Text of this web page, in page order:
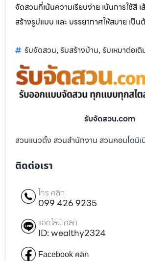
จัดสวนที่เน้นความเรียบง่าย เน้นการใช้สี เ
สร้างรูปแบบ และ บรรยากาศให้สบาย เป็น
รับจัดสวน, รับสร้างบ้าน, รับเหมาต่อเติ
รับจัดสวน.com
สวนแนวตั้ง สวนสำนักงาน สวนคอนโดมิ
ติดต่อเรา
โทร คลิก
099 426 9235
แอดไลน์ คลิก
ID: wealthy2324
Facebook คลิก